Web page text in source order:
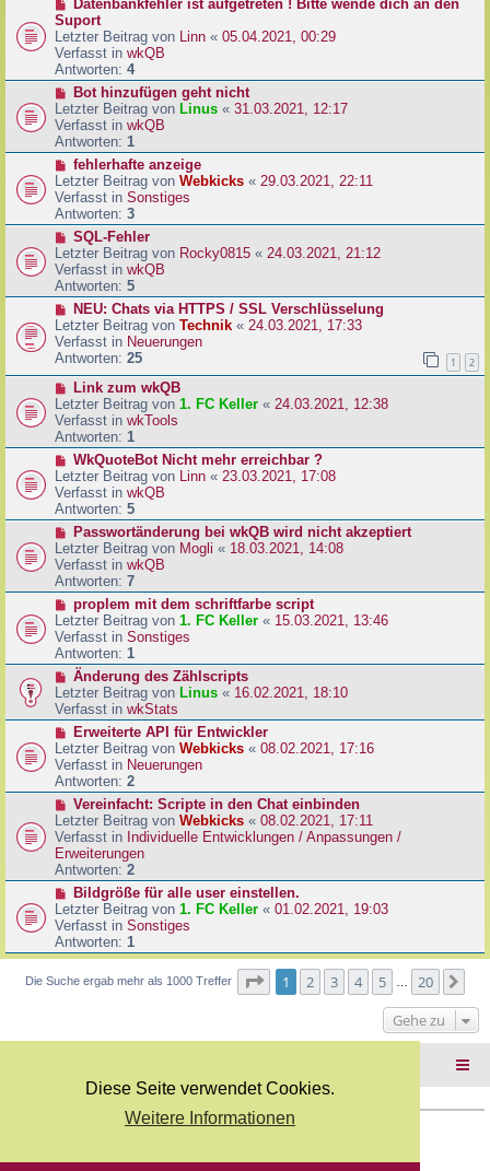
Diese Seite verwendet Cookies.
Weitere Informationen
r
a
g
B
e
i
t
a
g
e
u
e
r
B
e
i
t
r
a
g
Datenbankfehler ist aufgetreten ! Bitte wende dich an den
Suport
Letzter Beitrag von Linn « 05.04.2021, 00:29
Verfasst in wkQB
Antworten: 4
N
e
u
e
r
B
e
i
t
a
g
Bot hinzufügen geht nicht
Letzter Beitrag von Linus « 31.03.2021, 12:17
Verfasst in wkQB
Antworten: 1
N
e
u
e
r
B
e
i
t
a
g
fehlerhafte anzeige
Letzter Beitrag von Webkicks « 29.03.2021, 22:11
Verfasst in Sonstiges
Antworten: 3
N
e
u
e
r
B
e
i
t
a
g
SQL-Fehler
Letzter Beitrag von Rocky0815 « 24.03.2021, 21:12
Verfasst in wkQB
Antworten: 5
N
e
u
e
r
B
e
i
t
a
g
NEU: Chats via HTTPS / SSL Verschlüsselung
Letzter Beitrag von Technik « 24.03.2021, 17:33
Verfasst in Neuerungen
Antworten: 25 1 2
N
e
u
e
r
B
e
i
t
a
g
Link zum wkQB
Letzter Beitrag von 1. FC Keller « 24.03.2021, 12:38
Verfasst in wkTools
Antworten: 1
N
e
u
e
r
B
e
i
t
a
g
WkQuoteBot Nicht mehr erreichbar ?
Letzter Beitrag von Linn « 23.03.2021, 17:08
Verfasst in wkQB
Antworten: 5
N
e
u
e
r
B
e
i
t
a
g
Passwortänderung bei wkQB wird nicht akzeptiert
Letzter Beitrag von Mogli « 18.03.2021, 14:08
Verfasst in wkQB
Antworten: 7
N
e
u
e
r
B
e
i
r
a
g
proplem mit dem schriftfarbe script
Letzter Beitrag von 1. FC Keller « 15.03.2021, 13:46
Verfasst in Sonstiges
Antworten: 1
N
e
u
e
r
B
e
i
r
a
g
Änderung des Zählscripts
Letzter Beitrag von Linus « 16.02.2021, 18:10
Verfasst in wkStats
N
e
u
e
r
B
e
i
t
r
a
g
Erweiterte API für Entwickler
Letzter Beitrag von Webkicks « 08.02.2021, 17:16
Verfasst in Neuerungen
Antworten: 2
N
e
u
e
r
B
e
i
t
r
g
Vereinfacht: Scripte in den Chat einbinden
Letzter Beitrag von Webkicks « 08.02.2021, 17:11
Verfasst in Individuelle Entwicklungen / Anpassungen /
Erweiterungen
Antworten: 2
N
e
u
e
r
B
e
r
Bildgröße für alle user einstellen.
Letzter Beitrag von 1. FC Keller « 01.02.2021, 19:03
Verfasst in Sonstiges
Antworten: 1
Die Suche ergab mehr als 1000 Treffer Seite von
1 2 3 4 5 20
Gehe zu
Deutsche Übersetzung durchphpBB.de